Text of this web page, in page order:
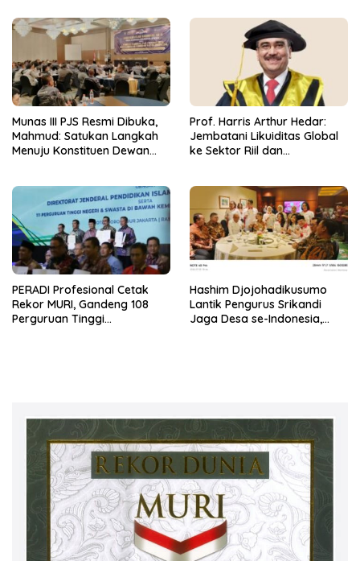
Munas III PJS Resmi Dibuka,
Mahmud: Satukan Langkah
Menuju Konstituen Dewan
Prof. Harris Arthur Hedar:
Jembatani Likuiditas Global
ke Sektor Riil dan
PFII
PERADI Profesional Cetak
Rekor MURI, Gandeng 108
Perguruan Tinggi
Hashim Djojohadikusumo
Lantik Pengurus Srikandi
Jaga Desa se-Indonesia,